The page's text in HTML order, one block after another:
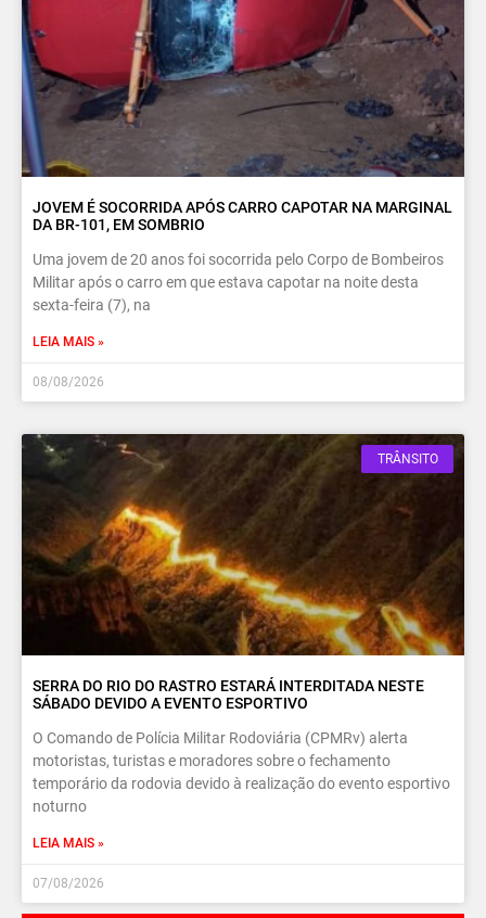
JOVEM É SOCORRIDA APÓS CARRO CAPOTAR NA MARGINAL
DA BR-101, EM SOMBRIO
Uma jovem de 20 anos foi socorrida pelo Corpo de Bombeiros
Militar após o carro em que estava capotar na noite desta
sexta-feira (7), na
LEIA MAIS »
08/08/2026
TRÂNSITO
SERRA DO RIO DO RASTRO ESTARÁ INTERDITADA NESTE
SÁBADO DEVIDO A EVENTO ESPORTIVO
O Comando de Polícia Militar Rodoviária (CPMRv) alerta
motoristas, turistas e moradores sobre o fechamento
temporário da rodovia devido à realização do evento esportivo
noturno
LEIA MAIS »
07/08/2026